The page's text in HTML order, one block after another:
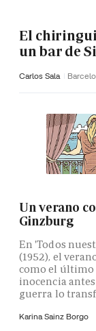
El
un bar de
Carlos Sala
Un verano
Ginzburg
En 'Todos
(1952), el
como el último
inocencia
guerra lo
Karina Sainz Borgo